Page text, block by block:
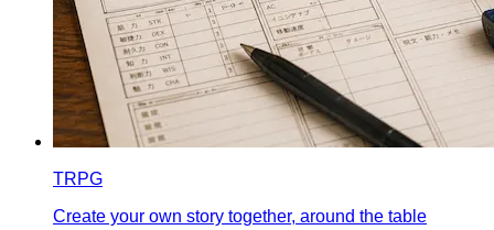
TRPG
Create your own story together, around the table